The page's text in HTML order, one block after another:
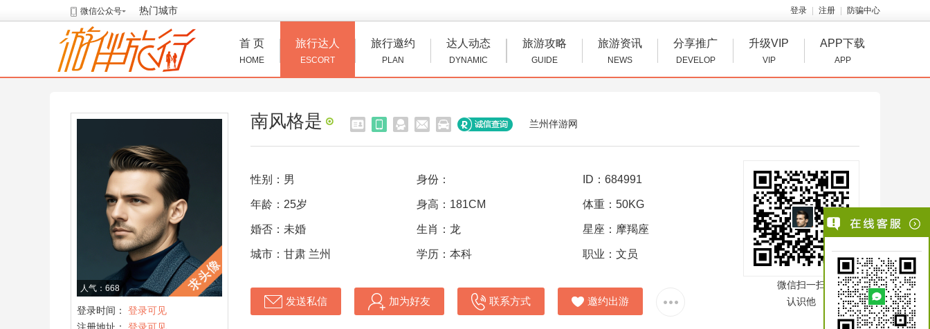
微信公众号 热门城市 登录 注册 防骗中心
首 页
HOME
旅行达人
ESCORT
旅行邀约
PLAN
达人动态
DYNAMIC
旅游攻略
GUIDE
旅游资讯
NEWS
分享推广
DEVELOP
升级VIP
VIP
APP下载
APP
人气：668
登录时间： 登录可见
南风格是 兰州伴游网
性别：男 身份： ID：684991
年龄：25岁 身高：181CM 体重：50KG
婚否：未婚 生肖：龙 星座：摩羯座
城市：甘肃 兰州 学历：本科 职业：文员
微信扫一扫
认识他
发送私信 加为好友 联系方式 邀约出游